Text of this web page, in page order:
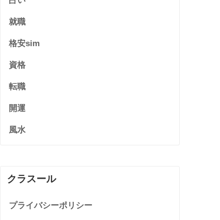
就職
格安sim
資格
転職
開運
風水
クラスール
プライバシーポリシー